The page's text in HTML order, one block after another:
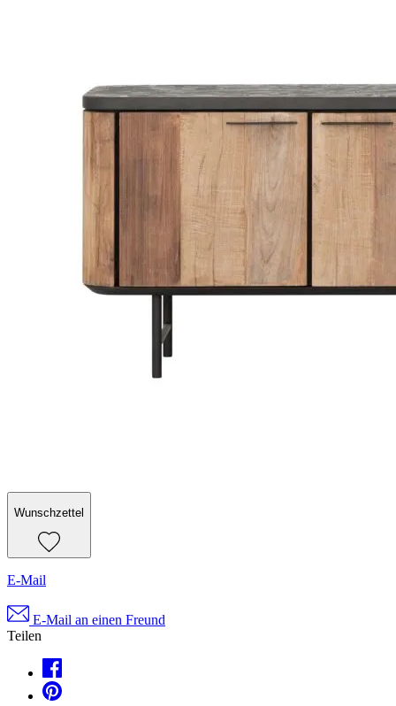
Wunschzettel
E-Mail
E-Mail an einen Freund
Teilen